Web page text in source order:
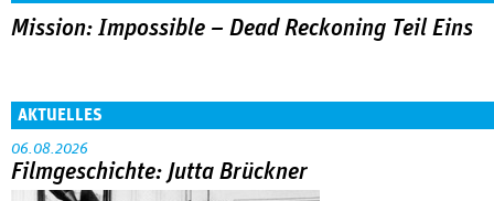
Mission: Impossible – Dead Reckoning Teil Eins
AKTUELLES
06.08.2026
Filmgeschichte: Jutta Brückner